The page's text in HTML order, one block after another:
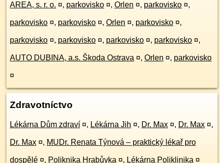
AREA, s. r. o. ¤, parkovisko ¤, Orlen ¤, parkovisko ¤,
parkovisko ¤, parkovisko ¤, Orlen ¤, parkovisko ¤,
parkovisko ¤, parkovisko ¤, parkovisko ¤, parkovisko ¤,
AUTO DUBINA, a.s. Škoda Ostrava ¤, Orlen ¤, parkovisko
¤
Zdravotníctvo
Lékárna Dům zdraví ¤, Lékárna Jih ¤, Dr. Max ¤, Dr. Max ¤,
Dr. Max ¤, MUDr. Renata Týnová – praktický lékař pro
dospělé ¤, Poliknika Hrabůvka ¤, Lékárna Poliklinika ¤